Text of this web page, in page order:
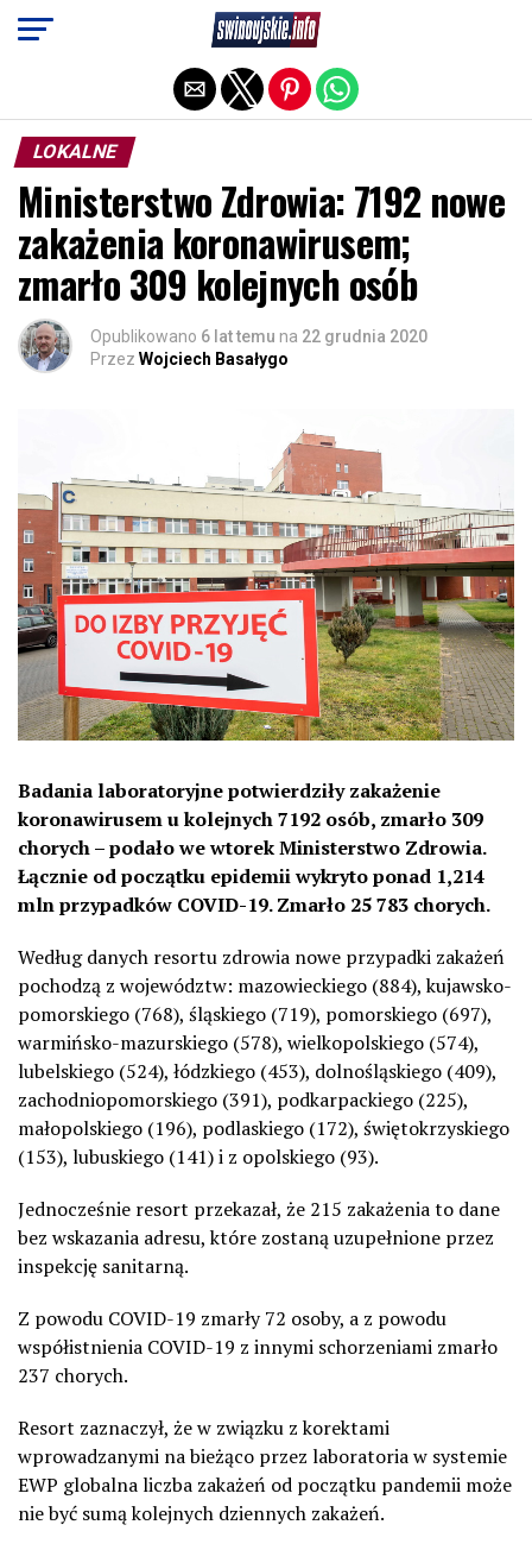
LOKALNE
Ministerstwo Zdrowia: 7192 nowe
zakażenia koronawirusem;
zmarło 309 kolejnych osób
Opublikowano 6 lat temu na 22 grudnia 2020
Przez Wojciech Basałygo
Badania laboratoryjne potwierdziły zakażenie
koronawirusem u kolejnych 7192 osób, zmarło 309
chorych – podało we wtorek Ministerstwo Zdrowia.
Łącznie od początku epidemii wykryto ponad 1,214
mln przypadków COVID-19. Zmarło 25 783 chorych.
Według danych resortu zdrowia nowe przypadki zakażeń
pochodzą z województw: mazowieckiego (884), kujawsko-
pomorskiego (768), śląskiego (719), pomorskiego (697),
warmińsko-mazurskiego (578), wielkopolskiego (574),
lubelskiego (524), łódzkiego (453), dolnośląskiego (409),
zachodniopomorskiego (391), podkarpackiego (225),
małopolskiego (196), podlaskiego (172), świętokrzyskiego
(153), lubuskiego (141) i z opolskiego (93).
Jednocześnie resort przekazał, że 215 zakażenia to dane
bez wskazania adresu, które zostaną uzupełnione przez
inspekcję sanitarną.
Z powodu COVID-19 zmarły 72 osoby, a z powodu
współistnienia COVID-19 z innymi schorzeniami zmarło
237 chorych.
Resort zaznaczył, że w związku z korektami
wprowadzanymi na bieżąco przez laboratoria w systemie
EWP globalna liczba zakażeń od początku pandemii może
nie być sumą kolejnych dziennych zakażeń.
Exit mobile version